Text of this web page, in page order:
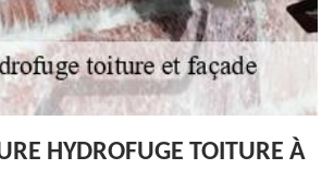
HYDROFUGE TOITURE À